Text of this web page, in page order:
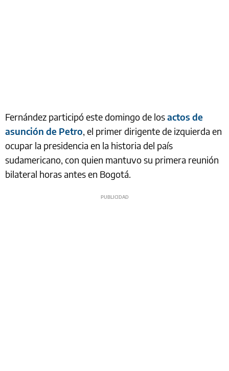
Fernández participó este domingo de losactos de
asunción de Petro, el primer dirigente de izquierda en
ocupar la presidencia en la historia del país
sudamericano, con quien mantuvo su primera reunión
bilateral horas antes en Bogotá.